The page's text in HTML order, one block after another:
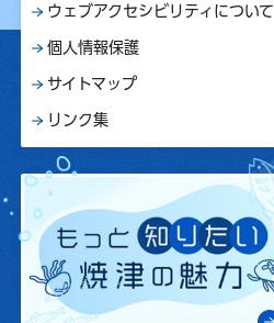
ウェブアクセシビリティについて
個人情報保護
サイトマップ
リンク集